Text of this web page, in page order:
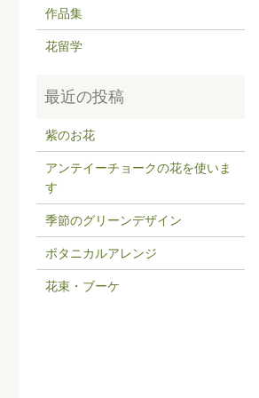
作品集
花留学
紫のお花
アンテイーチョークの花を使いま
す
季節のグリーンデザイン
ボタニカルアレンジ
花束・ブーケ